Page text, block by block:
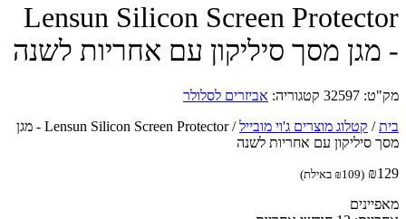
Lensun Silicon Screen
מסך סיליקון עם אחריות לשנה
32597 קטגוריה:אביזרים לסלולר
/קטלוג מוצרים ג'וי מובייל/
Lensun Silicon Screen Protector - מגן
סיליקון עם אחריות לשנה
₪
(
₪ 109 באילת)